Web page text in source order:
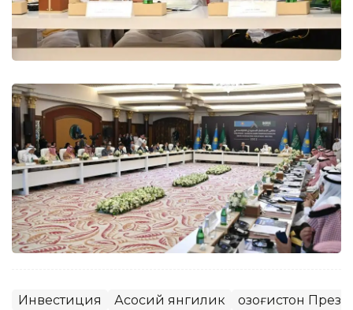
Инвестиция Асосий янгилик Қозоғистон